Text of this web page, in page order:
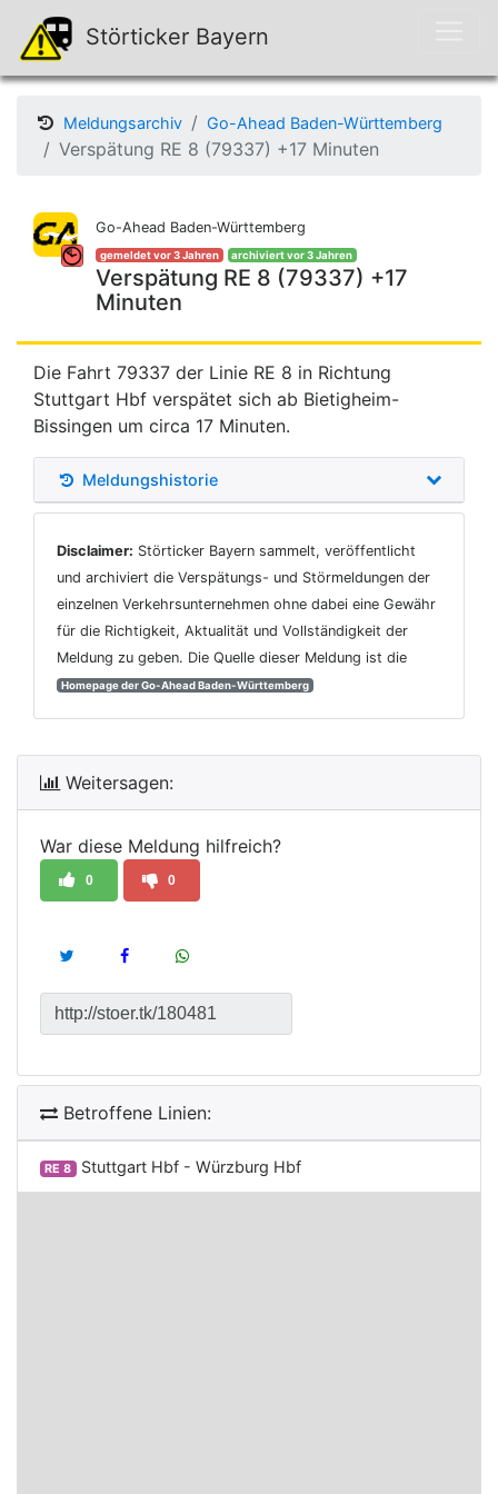
Störticker Bayern
Meldungsarchiv Go-Ahead Baden-Württemberg
Verspätung RE 8 (79337) +17 Minuten
Go-Ahead Baden-Württemberg
gemeldet vor 3 Jahren archiviert vor 3 Jahren
Verspätung RE 8 (79337) +17
Minuten
Die Fahrt 79337 der Linie RE 8 in Richtung
Stuttgart Hbf verspätet sich ab Bietigheim-
Bissingen um circa 17 Minuten.
Meldungshistorie
Disclaimer: Störticker Bayern sammelt, veröffentlicht
und archiviert die Verspätungs- und Störmeldungen der
einzelnen Verkehrsunternehmen ohne dabei eine Gewähr
für die Richtigkeit, Aktualität und Vollständigkeit der
Meldung zu geben. Die Quelle dieser Meldung ist die
Homepage der Go-Ahead Baden-Württemberg
Weitersagen:
War diese Meldung hilfreich?
0 0
Betroffene Linien:
RE 8 Stuttgart Hbf - Würzburg Hbf